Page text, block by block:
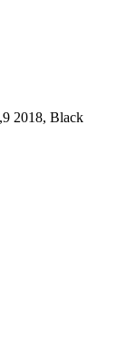
2018, Black